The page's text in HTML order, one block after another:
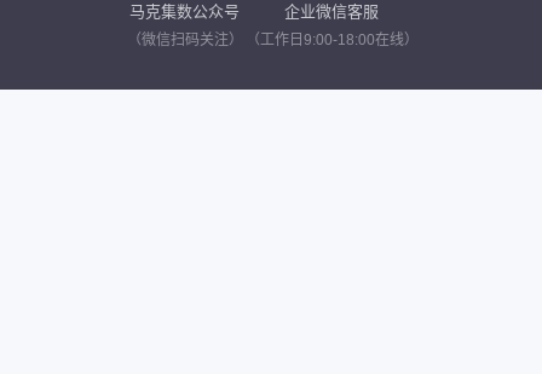
马克集数公众号
（微信扫码关注）
企业微信客服
（工作日9:00-18:00在线）